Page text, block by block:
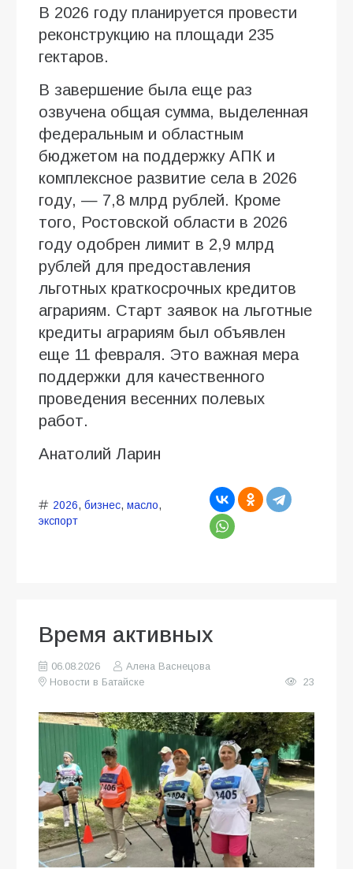
В 2026 году планируется провести
реконструкцию на площади 235
гектаров.
В завершение была еще раз
озвучена общая сумма, выделенная
федеральным и областным
бюджетом на поддержку АПК и
комплексное развитие села в 2026
году, — 7,8 млрд рублей. Кроме
того, Ростовской области в 2026
году одобрен лимит в 2,9 млрд
рублей для предоставления
льготных краткосрочных кредитов
аграриям. Старт заявок на льготные
кредиты аграриям был объявлен
еще 11 февраля. Это важная мера
поддержки для качественного
проведения весенних полевых
работ.
Анатолий Ларин
2026, бизнес, масло,
экспорт
Время активных
06.08.2026
Алена Васнецова
Новости в Батайске
23